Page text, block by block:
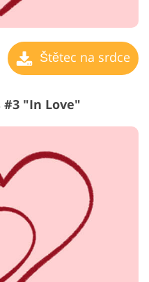
Štětec na srdce
#3 "In Love"